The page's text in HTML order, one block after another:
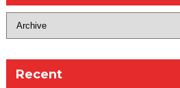
Recent